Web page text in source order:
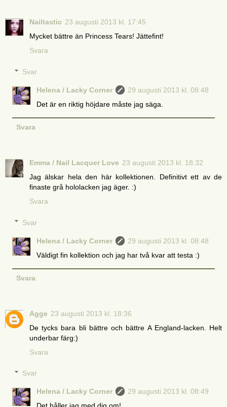
Nailtastic 23 augusti 2013 kl. 17:45
Mycket bättre än Princess Tears! Jättefint!
Svara
Svar
Helena / Lacky Corner
29 augusti 2013 kl. 08:48
Det är en riktig höjdare måste jag säga.
Svara
Emma / Nail Lacquer Love 23 augusti 2013 kl. 18:32
Jag älskar hela den här kollektionen. Definitivt ett av de
finaste grå hololacken jag äger. :)
Svara
Svar
Helena / Lacky Corner
29 augusti 2013 kl. 08:48
Väldigt fin kollektion och jag har två kvar att testa :)
Svara
Agge 23 augusti 2013 kl. 18:36
De tycks bara bli bättre och bättre A England-lacken. Helt
underbar färg:)
Svara
Svar
Helena / Lacky Corner
29 augusti 2013 kl. 08:49